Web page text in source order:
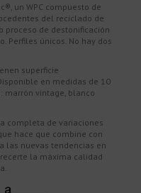
un WPC compuesto de
del reciclado de
proceso de destonificación
Perfiles únicos. No hay dos
superficie
en medidas de 10
marrón vintage, blanco
completa de variaciones
hace que combine con
las nuevas tendencias en
la máxima calidad